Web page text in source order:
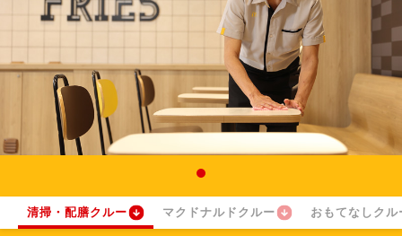
清掃・配膳クルー マクドナルドクルー おもてなしクル